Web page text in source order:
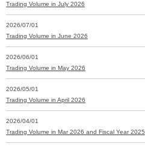
Trading Volume in July 2026
2026/07/01
Trading Volume in June 2026
2026/06/01
Trading Volume in May 2026
2026/05/01
Trading Volume in April 2026
2026/04/01
Trading Volume in Mar 2026 and Fiscal Year 2025